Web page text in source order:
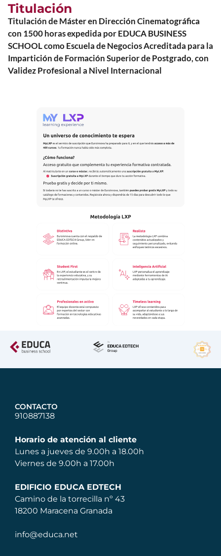
Titulación
Titulación de Máster en Dirección Cinematográfica
con 1500 horas expedida por EDUCA BUSINESS
SCHOOL como Escuela de Negocios Acreditada para la
Impartición de Formación Superior de Postgrado, con
Validez Profesional a Nivel Internacional
CONTACTO
910887138
Horario de atención al cliente
Lunes a jueves de 9.00h a 18.00h
Viernes de 9.00h a 17.00h
EDIFICIO EDUCA EDTECH
Camino de la torrecilla nº 43
18200 Maracena Granada
info@educa.net